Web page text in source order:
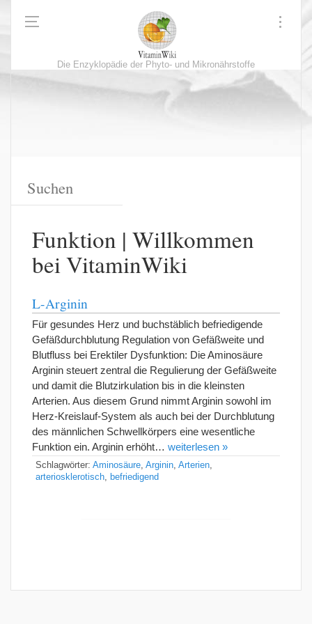
Die Enzyklopädie der Phyto- und Mikronährstoffe
Funktion | Willkommen
bei VitaminWiki
L-Arginin
Für gesundes Herz und buchstäblich befriedigende
Gefäßdurchblutung Regulation von Gefäßweite und
Blutfluss bei Erektiler Dysfunktion: Die Aminosäure
Arginin steuert zentral die Regulierung der Gefäßweite
und damit die Blutzirkulation bis in die kleinsten
Arterien. Aus diesem Grund nimmt Arginin sowohl im
Herz-Kreislauf-System als auch bei der Durchblutung
des männlichen Schwellkörpers eine wesentliche
Funktion ein. Arginin erhöht… weiterlesen »
Schlagwörter: Aminosäure Arginin Arterien
arteriosklerotisch
befriedigend